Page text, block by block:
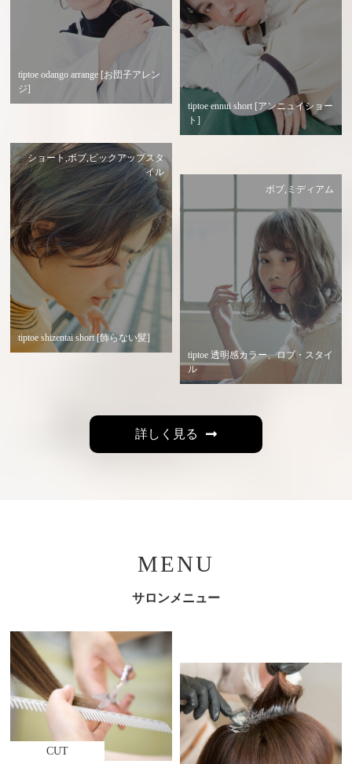
tiptoe odango arrange [お団子アレン
ジ]
tiptoe ennui short [アンニュイショー
ト]
ショート,ボブ,ピックアップスタ
イル
tiptoe shizentai short [飾らない髪]
ボブ,ミディアム
tiptoe 透明感カラー、ロブ・スタイ
ル
詳しく見る
MENU
サロンメニュー
CUT